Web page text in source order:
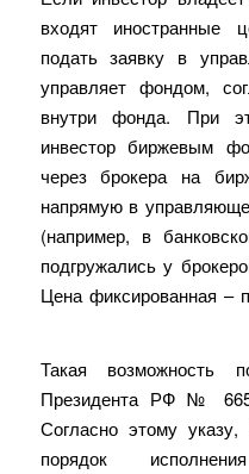
входят иностранные
подать заявку в
управляет фондом,
внутри фонда. При
инвестор биржевым
через брокера на
напрямую в
(например, в
подгружались у
Цена фиксированная –
Такая возможность
Президента РФ №
Согласно этому
порядок